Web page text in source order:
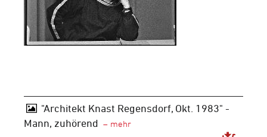
"Architekt Knast Regensdorf, Okt. 1983" -
Mann, zuhörend